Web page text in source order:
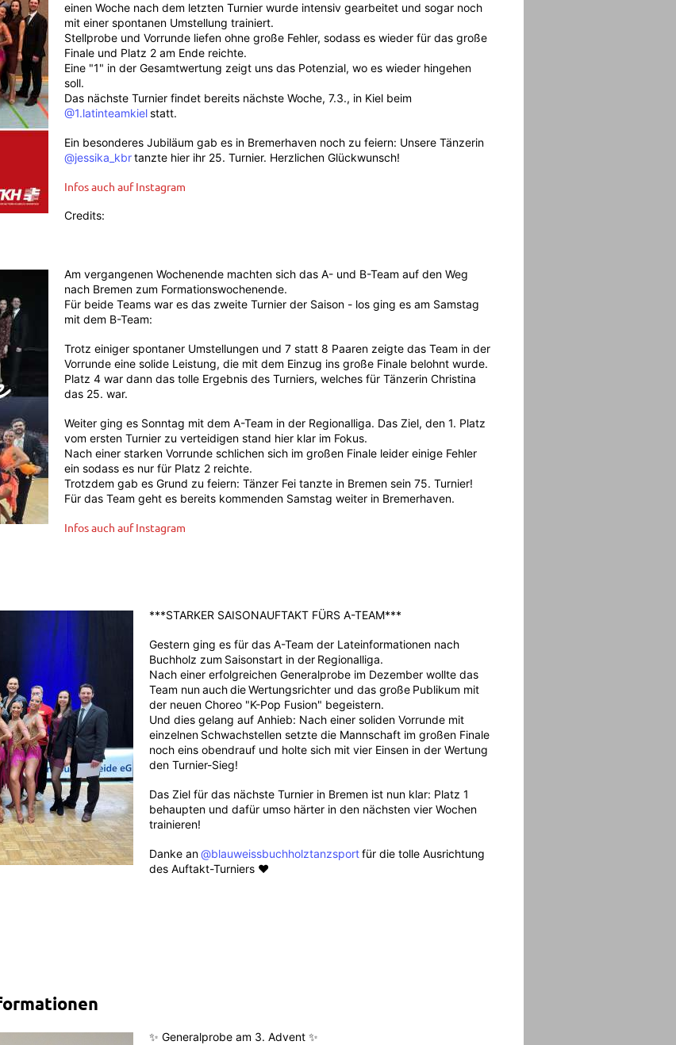
einen Woche nach dem letzten Turnier wurde intensiv gearbeitet und sogar noch
mit einer spontanen Umstellung trainiert.
Stellprobe und Vorrunde liefen ohne große Fehler, sodass es wieder für das große
Finale und Platz 2 am Ende reichte.
Eine "1" in der Gesamtwertung zeigt uns das Potenzial, wo es wieder hingehen
soll.
Das nächste Turnier findet bereits nächste Woche, 7.3., in Kiel beim
@1.latinteamkielstatt.
Ein besonderes Jubiläum gab es in Bremerhaven noch zu feiern: Unsere Tänzerin
@jessika_kbrtanzte hier ihr 25. Turnier. Herzlichen Glückwunsch!
Infos auch auf Instagram
Credits:
Am vergangenen Wochenende machten sich das A- und B-Team auf den Weg
nach Bremen zum Formationswochenende.
Für beide Teams war es das zweite Turnier der Saison - los ging es am Samstag
mit dem B-Team:
Trotz einiger spontaner Umstellungen und 7 statt 8 Paaren zeigte das Team in der
Vorrunde eine solide Leistung, die mit dem Einzug ins große Finale belohnt wurde.
Platz 4 war dann das tolle Ergebnis des Turniers, welches für Tänzerin Christina
das 25. war.
Weiter ging es Sonntag mit dem A-Team in der Regionalliga. Das Ziel, den 1. Platz
vom ersten Turnier zu verteidigen stand hier klar im Fokus.
Nach einer starken Vorrunde schlichen sich im großen Finale leider einige Fehler
ein sodass es nur für Platz 2 reichte.
Trotzdem gab es Grund zu feiern: Tänzer Fei tanzte in Bremen sein 75. Turnier!
Für das Team geht es bereits kommenden Samstag weiter in Bremerhaven.
Infos auch auf Instagram
***STARKER SAISONAUFTAKT FÜRS A-TEAM***
Gestern ging es für das A-Team der Lateinformationen nach
Buchholz zum Saisonstart in der Regionalliga.
Nach einer erfolgreichen Generalprobe im Dezember wollte das
Team nunauchdieWertungsrichter und das große Publikum mit
der neuen Choreo "K-Pop Fusion" begeistern.
Und dies gelang auf Anhieb: Nach einer soliden Vorrunde mit
einzelnen Schwachstellen setzte die Mannschaft im großen Finale
noch eins obendrauf und holte sich mit vier Einsen in der Wertung
den Turnier-Sieg!
Das Ziel für das nächste Turnier in Bremen ist nun klar: Platz 1
behaupten und dafür umso härter in den nächsten vier Wochen
trainieren!
Danke an@blauweissbuchholztanzsportfür die tolle Ausrichtung
des Auftakt-Turniers ♥️
✨ Generalprobe am 3. Advent ✨